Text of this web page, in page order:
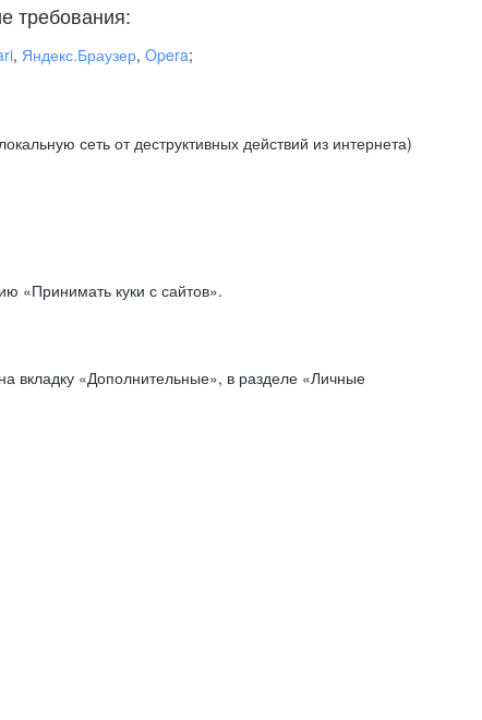
требования:
, Яндекс.Браузер, Opera;
сеть от деструктивных действий из интернета)
«Принимать куки с сайтов».
вкладку «Дополнительные», в разделе «Личные